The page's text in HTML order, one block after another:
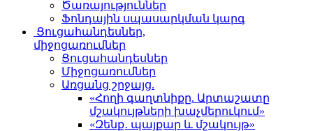
Ծառայություններ
Ֆոնդային սպասարկման կարգ
Ցուցահանդեսներ,
միջոցառումներ
Ցուցահանդեսներ
Միջոցառումներ
Առցանց շրջայց.
«Հողի գաղտնիքը. Արտաշատը
մշակույթների խաչմերուկում»
«Զենք․ պայքար և մշակույթ»